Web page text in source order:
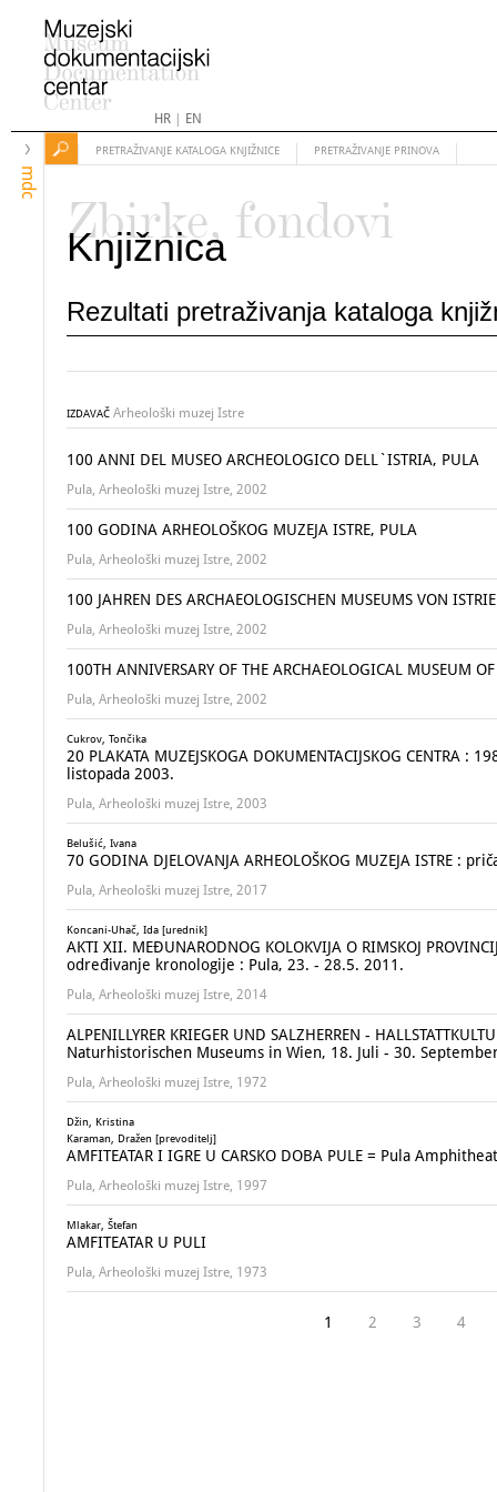
HR| EN
mdc
PRETRAŽIVANJE KATALOGA KNJIŽNICE PRETRAŽIVANJE PRINOVA
Zbirke, fondovi
Knjižnica
Rezultati pretraživanja kataloga
IZDAVAČ Arheološki muzej Istre
100 ANNI DEL MUSEO ARCHEOLOGICO DELL`ISTRIA, PULA
Pula, Arheološki muzej Istre, 2002
100 GODINA ARHEOLOŠKOG MUZEJA ISTRE, PULA
Pula, Arheološki muzej Istre, 2002
100 JAHREN DES ARCHAEOLOGISCHEN MUSEUMS VON
Pula, Arheološki muzej Istre, 2002
100TH ANNIVERSARY OF THE ARCHAEOLOGICAL MUSEUM
Pula, Arheološki muzej Istre, 2002
Cukrov, Tončika
20 PLAKATA MUZEJSKOGA DOKUMENTACIJSKOG
listopada 2003.
Pula, Arheološki muzej Istre, 2003
Belušić, Ivana
70 GODINA DJELOVANJA ARHEOLOŠKOG MUZEJA ISTRE :
Pula, Arheološki muzej Istre, 2017
Koncani-Uhač, Ida [urednik]
AKTI XII. MEĐUNARODNOG KOLOKVIJA O RIMSKOJ
određivanje kronologije : Pula, 23. - 28.5. 2011.
Pula, Arheološki muzej Istre, 2014
ALPENILLYRER KRIEGER UND SALZHERREN -
Naturhistorischen Museums in Wien, 18. Juli - 30.
Pula, Arheološki muzej Istre, 1972
Džin, Kristina
Karaman, Dražen [prevoditelj]
AMFITEATAR I IGRE U CARSKO DOBA PULE = Pula
Pula, Arheološki muzej Istre, 1997
Mlakar, Štefan
AMFITEATAR U PULI
Pula, Arheološki muzej Istre, 1973
1 2 3 4